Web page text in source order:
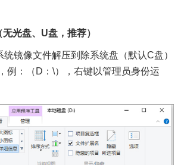
盘、U盘，推荐）
像文件解压到除系统盘（默认C盘）
例：（D：\），右键以管理员身份运